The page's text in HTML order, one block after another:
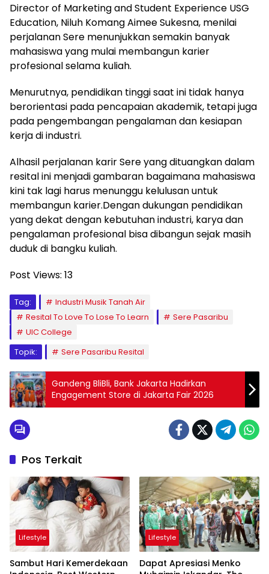
Director of Marketing and Student Experience USG
Education, Niluh Komang Aimee Sukesna, menilai
perjalanan Sere menunjukkan semakin banyak
mahasiswa yang mulai membangun karier
profesional selama kuliah.
Menurutnya, pendidikan tinggi saat ini tidak hanya
berorientasi pada pencapaian akademik, tetapi juga
pada pengembangan pengalaman dan kesiapan
kerja di industri.
Alhasil perjalanan karir Sere yang dituangkan dalam
resital ini menjadi gambaran bagaimana mahasiswa
kini tak lagi harus menunggu kelulusan untuk
membangun karier.Dengan dukungan pendidikan
yang dekat dengan kebutuhan industri, karya dan
pengalaman profesional bisa dibangun sejak masih
duduk di bangku kuliah.
Post Views: 13
Tag:
Industri Musik Tanah Air
Resital To Love To Lose To Learn
Sere Pasaribu
UIC College
Topik:
Sere Pasaribu Resital
Gandeng BliBli, Bank Jakarta Hadirkan
Engagement Store di Jakarta Fair 2026
Pos Terkait
Lifestyle
Sambut Hari Kemerdekaan
Lifestyle
Dapat Apresiasi Menko